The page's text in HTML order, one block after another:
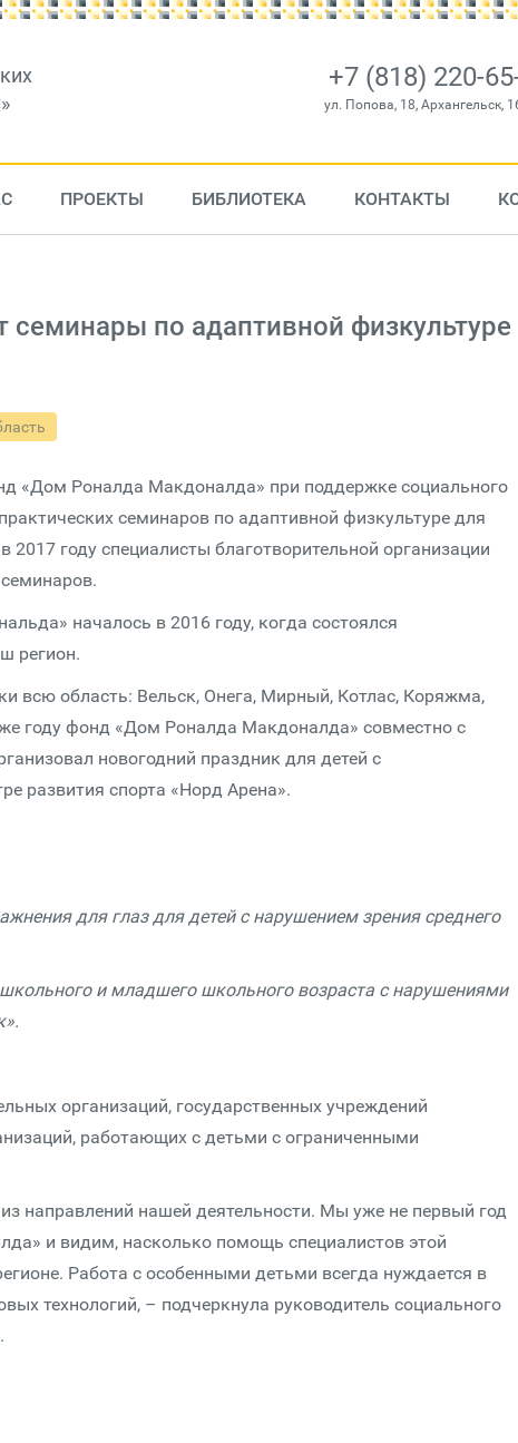
+7 (818) 220-
ул. Попова, 18, Архангельск,
ПРОЕКТЫ БИБЛИОТЕКА КОНТАКТЫ
семинары по адаптивной физкультуре
«Дом Роналда Макдоналда» при поддержке социального
семинаров по адаптивной физкультуре для
году специалисты благотворительной организации
началось в 2016 году, когда состоялся
регион.
всю область: Вельск, Онега, Мирный, Котлас, Коряжма,
году фонд «Дом Роналда Макдоналда» совместно с
новогодний праздник для детей с
развития спорта «Норд Арена».
для глаз для детей с нарушением зрения среднего
и младшего школьного возраста с нарушениями
организаций, государственных учреждений
работающих с детьми с ограниченными
направлений нашей деятельности. Мы уже не первый год
и видим, насколько помощь специалистов этой
Работа с особенными детьми всегда нуждается в
технологий, – подчеркнула руководитель социального